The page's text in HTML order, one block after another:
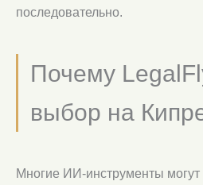
последовательно.
Почему
выбор на
Многие ИИ-инструменты могут